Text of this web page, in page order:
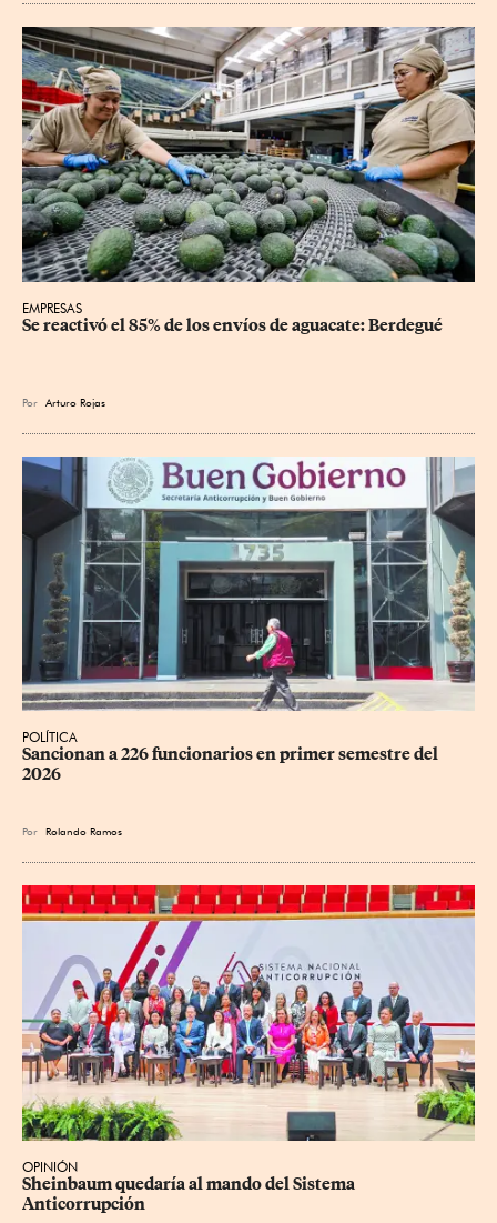
EMPRESAS
Se reactivó el 85% de los envíos de aguacate: Berdegué
Por Arturo Rojas
POLÍTICA
Sancionan a 226 funcionarios en primer semestre del
2026
Por Rolando Ramos
OPINIÓN
Sheinbaum quedaría al mando del Sistema
Anticorrupción